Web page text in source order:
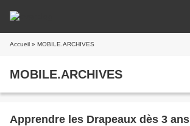
Accueil » MOBILE.ARCHIVES
MOBILE.ARCHIVES
Apprendre les Drapeaux dès 3 ans